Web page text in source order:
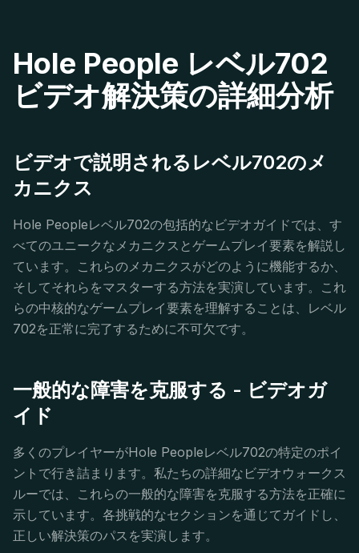
Hole People レベル702
ビデオ解決策の詳細分析
ビデオで説明されるレベル702のメ
カニクス
Hole Peopleレベル702の包括的なビデオガイドでは、す
べてのユニークなメカニクスとゲームプレイ要素を解説し
ています。これらのメカニクスがどのように機能するか、
そしてそれらをマスターする方法を実演しています。これ
らの中核的なゲームプレイ要素を理解することは、レベル
702を正常に完了するために不可欠です。
一般的な障害を克服する - ビデオガ
イド
多くのプレイヤーがHole Peopleレベル702の特定のポイ
ントで行き詰まります。私たちの詳細なビデオウォークス
ルーでは、これらの一般的な障害を克服する方法を正確に
示しています。各挑戦的なセクションを通じてガイドし、
正しい解決策のパスを実演します。